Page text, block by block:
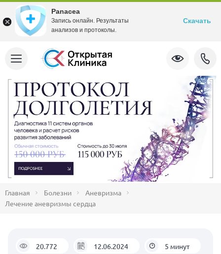
Главная Болезни
Аневризма
Лечение аневризмы сердца
20.772 12.06.2024 5 минут
Panacea
Запись онлайн. Результаты
анализов и протоколы.
Скачать